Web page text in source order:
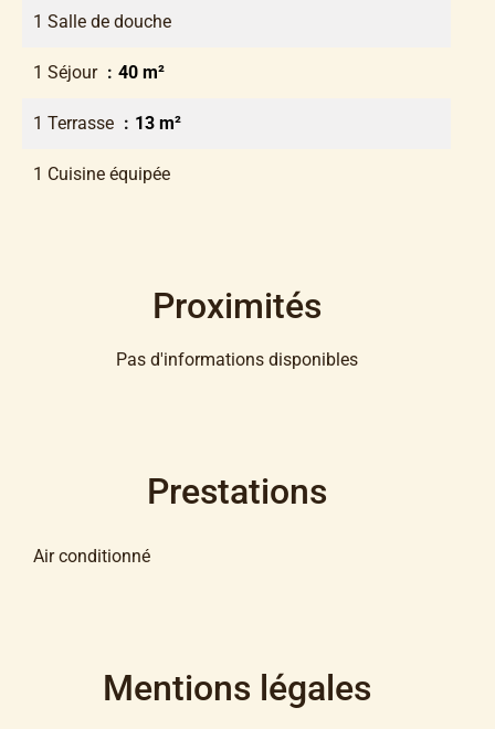
1 Salle de douche
1 Séjour 40 m²
1 Terrasse 13 m²
1 Cuisine équipée
Proximités
Pas d'informations disponibles
Prestations
Air conditionné
Mentions légales